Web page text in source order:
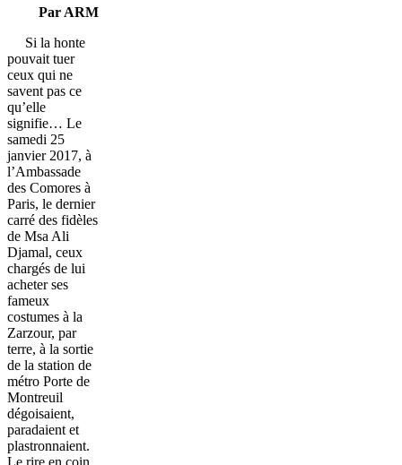
Par ARM
Si la honte
pouvait tuer
ceux qui ne
savent pas ce
qu’elle
signifie… Le
samedi 25
janvier 2017, à
l’Ambassade
des Comores à
Paris, le dernier
carré des fidèles
de Msa Ali
Djamal, ceux
chargés de lui
acheter ses
fameux
costumes à la
Zarzour, par
terre, à la sortie
de la station de
métro Porte de
Montreuil
dégoisaient,
paradaient et
plastronnaient.
Le rire en coin,